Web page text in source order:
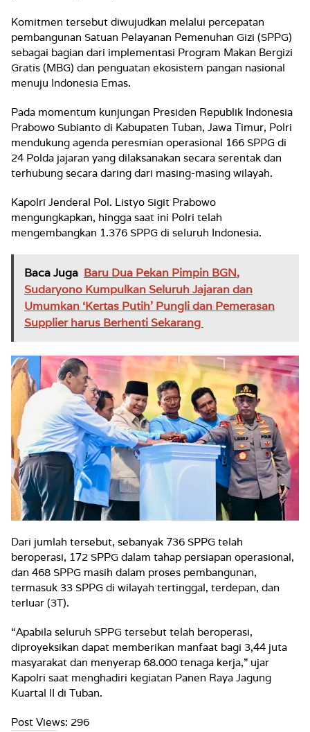
Komitmen tersebut diwujudkan melalui percepatan
pembangunan Satuan Pelayanan Pemenuhan Gizi (SPPG)
sebagai bagian dari implementasi Program Makan Bergizi
Gratis (MBG) dan penguatan ekosistem pangan nasional
menuju Indonesia Emas.
Pada momentum kunjungan Presiden Republik Indonesia
Prabowo Subianto di Kabupaten Tuban, Jawa Timur, Polri
mendukung agenda peresmian operasional 166 SPPG di
24 Polda jajaran yang dilaksanakan secara serentak dan
terhubung secara daring dari masing-masing wilayah.
Kapolri Jenderal Pol. Listyo Sigit Prabowo
mengungkapkan, hingga saat ini Polri telah
mengembangkan 1.376 SPPG di seluruh Indonesia.
Baca Juga Baru Dua Pekan Pimpin BGN,
Sudaryono Kumpulkan Seluruh Jajaran dan
Umumkan ‘Kertas Putih’ Pungli dan Pemerasan
Supplier harus Berhenti Sekarang
Dari jumlah tersebut, sebanyak 736 SPPG telah
beroperasi, 172 SPPG dalam tahap persiapan operasional,
dan 468 SPPG masih dalam proses pembangunan,
termasuk 33 SPPG di wilayah tertinggal, terdepan, dan
terluar (3T).
“Apabila seluruh SPPG tersebut telah beroperasi,
diproyeksikan dapat memberikan manfaat bagi 3,44 juta
masyarakat dan menyerap 68.000 tenaga kerja,” ujar
Kapolri saat menghadiri kegiatan Panen Raya Jagung
Kuartal II di Tuban.
Post Views: 296